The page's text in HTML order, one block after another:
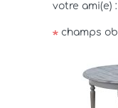
votre ami(e) :
champs